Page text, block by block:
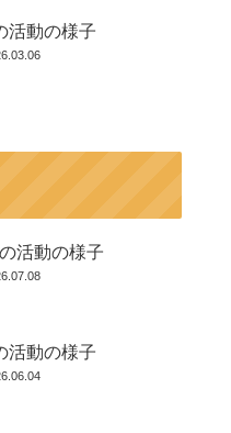
活動の様子
活動の様子
活動の様子